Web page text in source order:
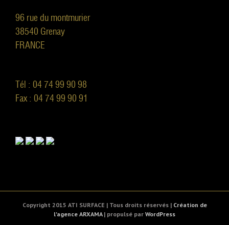
96 rue du montmurier
38540 Grenay
FRANCE
Tél : 04 74 99 90 98
Fax : 04 74 99 90 91
Copyright 2015 ATI SURFACE | Tous droits réservés | Création de
l'agence ARXAMA| propulsé par WordPress